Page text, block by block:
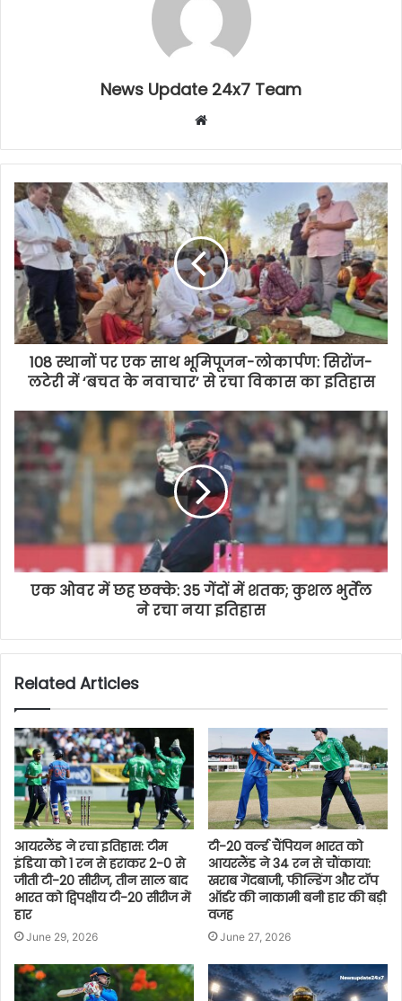
News Update 24x7 Team
Website
108 स्थानों पर एक साथ भूमिपूजन-लोकार्पण: सिरोंज-
लटेरी में ‘बचत के नवाचार’ से रचा विकास का इतिहास
एक ओवर में छह छक्के: 35 गेंदों में शतक; कुशल भुर्तेल
ने रचा नया इतिहास
Related Articles
आयरलैंड ने रचा इतिहास: टीम
इंडिया को 1 रन से हराकर 2-0 से
जीती टी-20 सीरीज, तीन साल बाद
भारत को द्विपक्षीय टी-20 सीरीज में
हार
June 29, 2026
टी-20 वर्ल्ड चैंपियन भारत को
आयरलैंड ने 34 रन से चौंकाया:
खराब गेंदबाजी, फील्डिंग और टॉप
ऑर्डर की नाकामी बनी हार की बड़ी
वजह
June 27, 2026